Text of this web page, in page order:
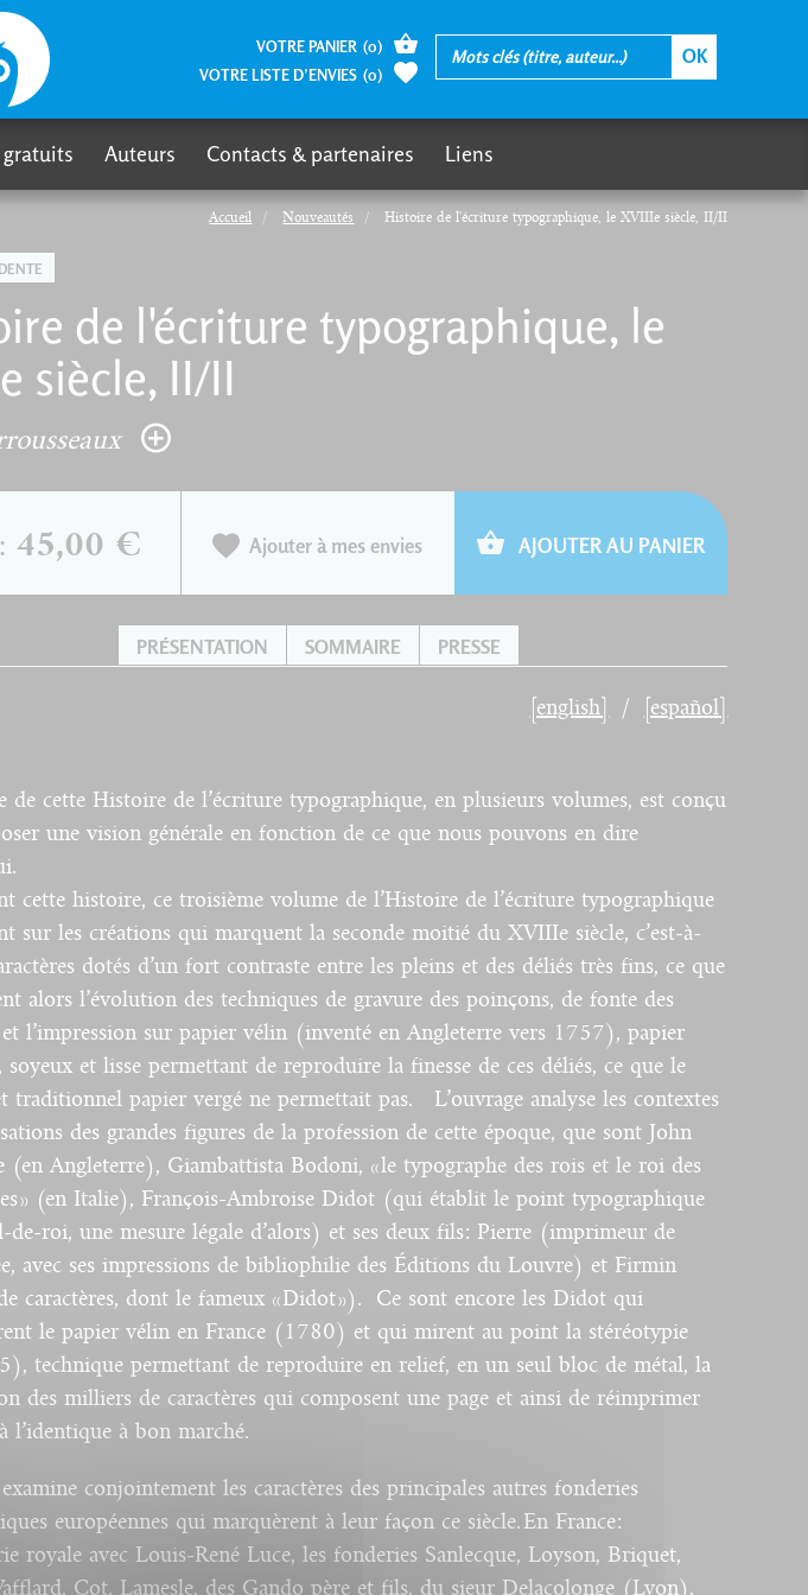
Accueil Nouveautés Histoire de l'écriture typographique, le XVIIIe siècle, II/II
de l'écriture typographique, le
siècle, II/II
45,00 € Ajouter à mes envies AJOUTER AU PANIER
PRÉSENTATION SOMMAIRE PRESSE
[english] [español]
de cette Histoirede l’écriture typographique, en plusieurs volumes, est conçu
unevision généraleen fonctionde ce que nous pouvons en dire
cette histoire, ce troisièmevolume de l’Histoire de l’écriture typographique
sur les créations qui marquentla seconde moitiédu XVIIIe siècle, c’est-à-
dotés d’un fort contraste entre les pleins et des déliés très fins, ce que
alors l’évolution des techniques de gravure des poinçons, de fonte des
et l’impression sur papier vélin(inventéen Angleterre vers 1757), papier
soyeuxet lisse permettantde reproduirela finesse de ces déliés, ce que le
traditionnel papier vergé ne permettaitpas. L’ouvrage analyse les contextes
des grandes figures de la profession de cette époque, que sontJohn
(en Angleterre), Giambattista Bodoni, «le typographe des rois et le roi des
» (en Italie), François-Ambroise Didot(qui établit lepoint typographique
de-roi, une mesure légaled’alors) et ses deux fils: Pierre (imprimeurde
, avec ses impressions de bibliophilie des Éditions du Louvre) et Firmin
caractères, dont le fameux«Didot»). Ce sontencore les Didotqui
le papier vélinen France (1780) et qui mirent au point la stéréotypie
technique permettantde reproduireen relief, en un seulbloc de métal, la
des milliers de caractères qui composent unepage et ainside réimprimer
àl’identique àbon marché.
conjointement les caractères des principales autres fonderies
européennes qui marquèrent à leur façon ce siècle. En France :
royale avec Louis-René Luce, les fonderies Sanlecque, Loyson, Briquet,
Cot, Lamesle, des Gando père et fils, du sieur Delacolonge (Lyon),
VOTRE PANIER (0)
VOTRE LISTE D’ENVIES (0)
gratuits Auteurs Contacts & partenaires Liens